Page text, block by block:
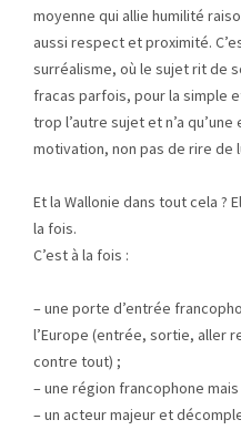
moyenne qui allie humilité
aussi respect et proximité.
surréalisme, où le sujet rit de
fracas parfois, pour la simple
trop l’autre sujet et n’a
motivation, non pas de rire de
Et la Wallonie dans tout cela ?
la fois.
C’est à la fois :
– une porte d’entrée
l’Europe (entrée, sortie, aller
contre tout) ;
– une région francophone
– un acteur majeur et